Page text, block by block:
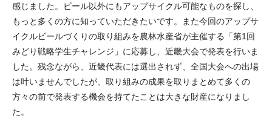
感じました。ビール以外にもアップサイクル可能なものを探し、
もっと多くの方に知っていただきたいです。また今回のアップサ
イクルビールづくりの取り組みを農林水産省が主催する「第1回
みどり戦略学生チャレンジ」に応募し、近畿大会で発表を行いま
した。残念ながら、近畿代表には選出されず、全国大会への出場
は叶いませんでしたが、取り組みの成果を取りまとめて多くの
方々の前で発表する機会を持てたことは大きな財産になりまし
た。